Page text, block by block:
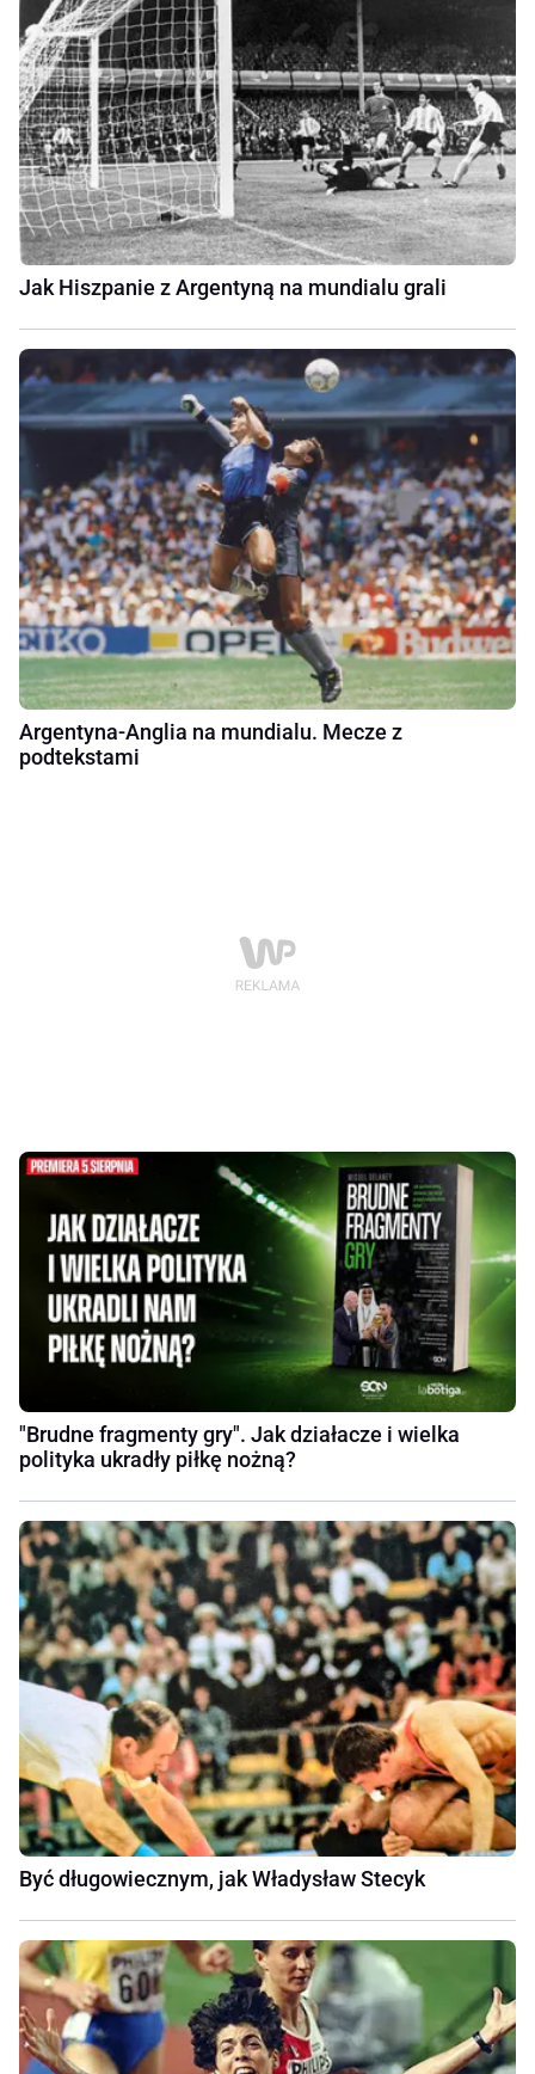
Jak Hiszpanie z Argentyną na mundialu grali
Argentyna-Anglia na mundialu. Mecze z
podtekstami
"Brudne fragmenty gry". Jak działacze i wielka
polityka ukradły piłkę nożną?
Być długowiecznym, jak Władysław Stecyk